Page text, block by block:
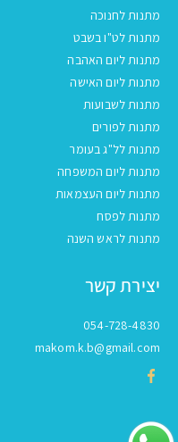
מתנות לחנוכה
מתנות לט"ו בשבט
מתנות ליום האהבה
מתנות ליום האישה
מתנות לשבועות
מתנות לפורים
מתנות לל"ג בעומר
מתנות ליום המשפחה
מתנות ליום העצמאות
מתנות לפסח
מתנות לראש השנה
יצירת קשר
054-728-4830
makom.k.b@gmail.com